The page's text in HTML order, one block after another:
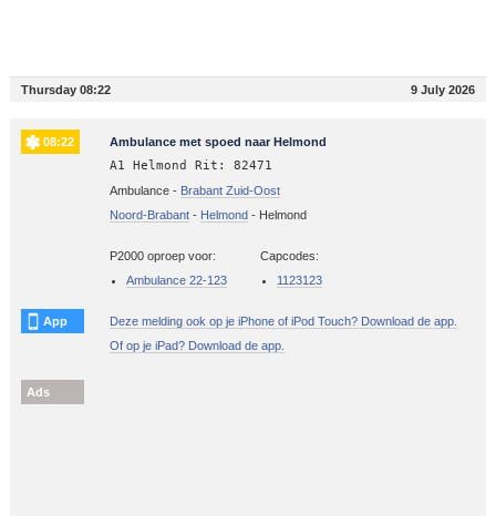
Thursday 08:22 9 July 2026
08:22 Ambulance met spoed naar Helmond
A1 Helmond Rit: 82471
Ambulance - Brabant Zuid-Oost
Noord-Brabant- Helmond- Helmond
P2000 oproep voor:
Ambulance 22-123
Capcodes:
1123123
App
Deze melding ook op je iPhone of iPod Touch? Download de app.
Of op je iPad? Download de app.
Ads